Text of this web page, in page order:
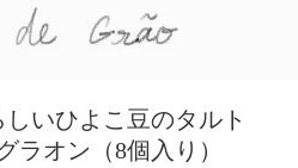
いひよこ豆のタルト
ラオン（8個入り）